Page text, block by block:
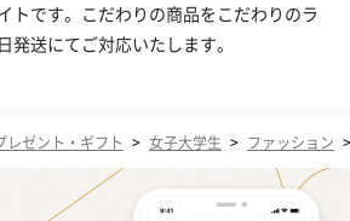
トです。こだわりの商品をこだわりのラ
発送にてご対応いたします。
レゼント・ギフト > 女子大学生 > ファッション